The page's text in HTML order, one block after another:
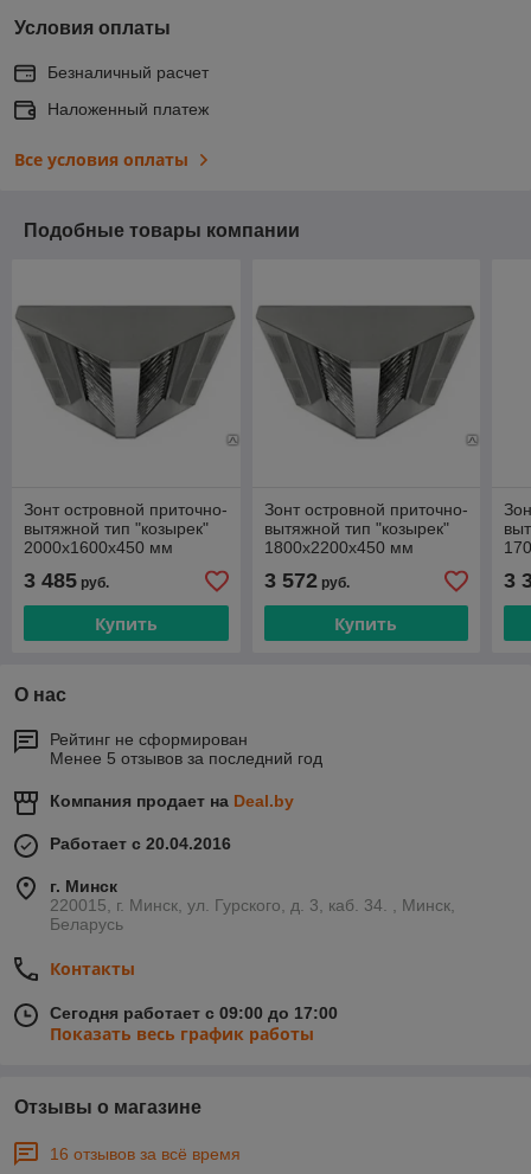
Условия оплаты
Безналичный расчет
Наложенный платеж
Все условия оплаты
Подобные товары компании
Зонт островной приточно-
вытяжной тип "козырек"
2000х1600х450 мм
3 485 руб.
Купить
Зонт островной приточно-
вытяжной тип "козырек"
1800х2200х450 мм
3 572руб.
Купить
3
О нас
Рейтинг не сформирован
Менее 5 отзывов за последний год
Компания продает на Deal.by
Работает с 20.04.2016
г. Минск
220015, г. Минск, ул. Гурского, д. 3, каб. 34. , Минск,
Беларусь
Контакты
Сегодня работает с 09:00 до 17:00
Показать весь график работы
Отзывы о магазине
16 отзывов за всё время